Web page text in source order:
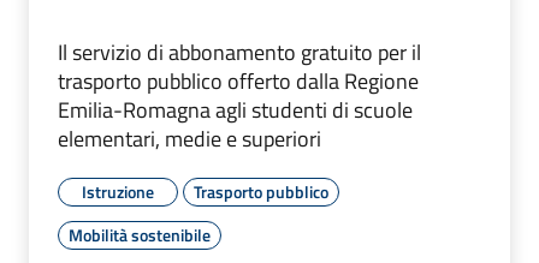
Il servizio di abbonamento gratuito per il
trasporto pubblico offerto dalla Regione
Emilia-Romagna agli studenti di scuole
elementari, medie e superiori
Istruzione
Trasporto pubblico
Mobilità sostenibile